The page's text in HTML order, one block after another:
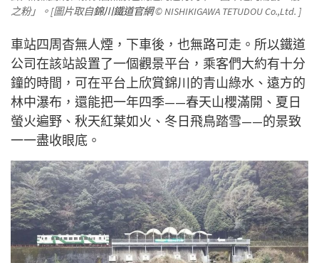
之粉」。[圖片取自錦川鐵道官網© NISHIKIGAWA TETUDOU Co.,Ltd. ]
車站四周杳無人煙，下車後，也無路可走。所以鐵道
公司在該站設置了一個觀景平台，乘客們大約有十分
鐘的時間，可在平台上欣賞錦川的青山綠水、遠方的
林中瀑布，還能把一年四季——春天山櫻滿開、夏日
螢火遍野、秋天紅葉如火、冬日飛鳥踏雪——的景致
一一盡收眼底。